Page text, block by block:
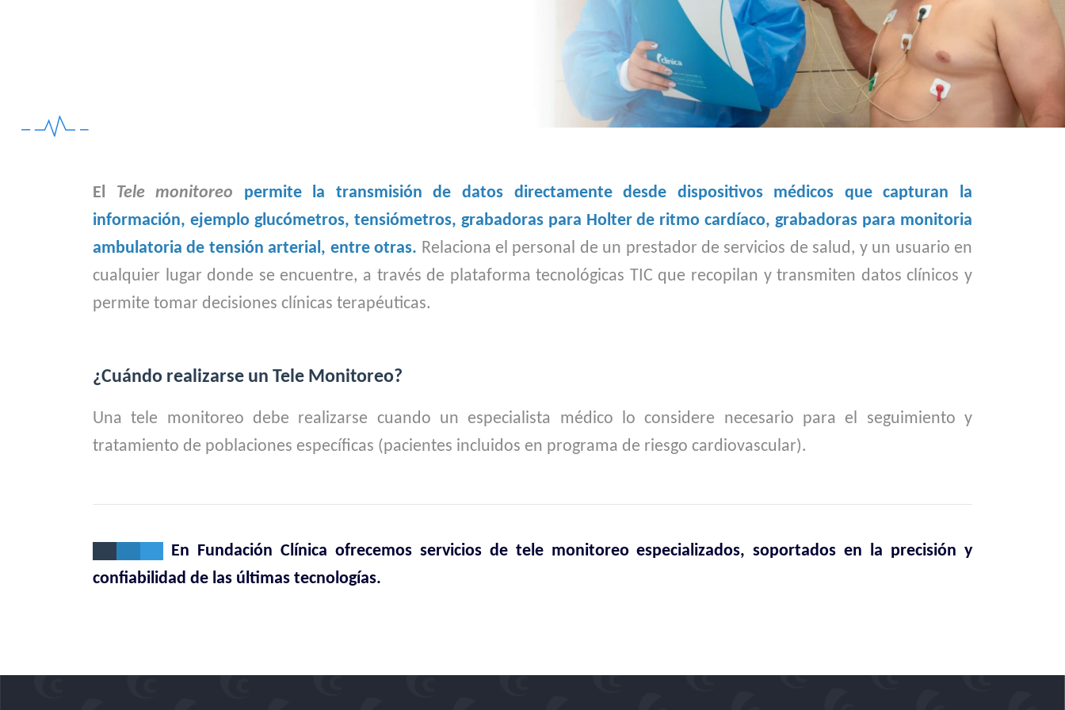
El Tele monitoreo
permite la transmisión de datos directamente desde dispositivos médicos que capturan la
información, ejemplo glucómetros, tensiómetros, grabadoras para Holter de ritmo cardíaco, grabadoras para monitoria
ambulatoria de tensión arterial, entre otras. Relaciona el personal de un prestador de servicios de salud, y un usuario en
cualquier lugar donde se encuentre, a través de plataforma tecnológicas TIC que recopilan y transmiten datos clínicos y
permite tomar decisiones clínicas terapéuticas.
¿Cuándo realizarse un Tele Monitoreo?
Una tele monitoreo debe realizarse cuando un especialista médico lo considere necesario para el seguimiento y
tratamiento de poblaciones específicas (pacientes incluidos en programa de riesgo cardiovascular).
En Fundación Clínica ofrecemos servicios de tele monitoreo especializados, soportados en la precisión y
confiabilidad de las últimas tecnologías.